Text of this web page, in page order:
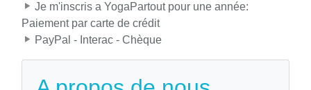
Je m'inscris a YogaPartout pour une année:
Paiement par carte de crédit
PayPal - Interac - Chèque